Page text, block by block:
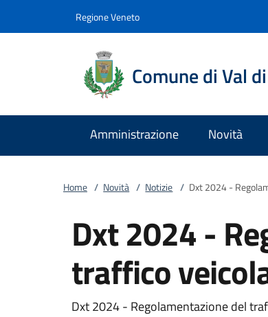
Regione Veneto
Comune di Val
Amministrazione Novità
Home / Novità / Notizie / Dxt 2024 -
Dxt 2024 -
traffico
Dxt 2024 - Regolamentazione del